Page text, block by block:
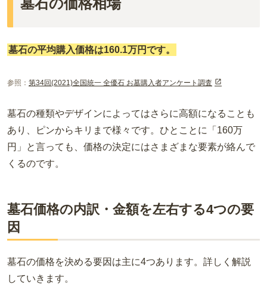
墓石の価格相場
墓石の平均購入価格は160.1万円です。
参照： 第34回(2021)全国統一 全優石 お墓購入者アンケート調査
墓石の種類やデザインによってはさらに高額になることも
あり、ピンからキリまで様々です。ひとことに「160万
円」と言っても、価格の決定にはさまざまな要素が絡んで
くるのです。
墓石価格の内訳・金額を左右する4つの要
因
墓石の価格を決める要因は主に4つあります。詳しく解説
していきます。